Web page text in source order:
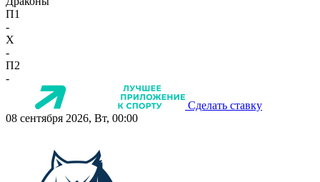
П1
-
X
-
П2
-
Сделать ставку
08 сентября 2026, Вт, 00:00